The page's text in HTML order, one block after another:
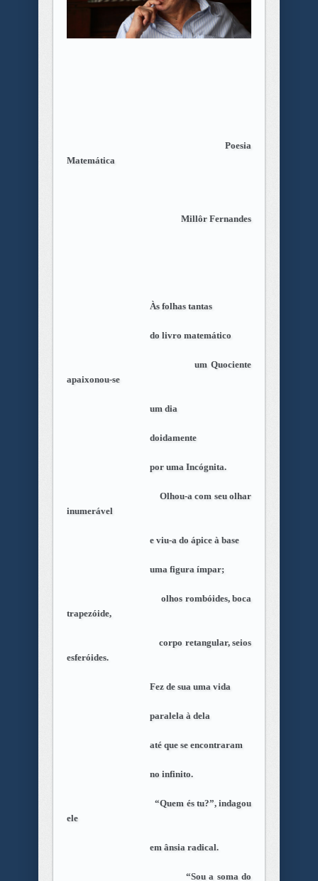
Poesia
Matemática
Millôr Fernandes
Às folhas tantas
do livro matemático
um Quociente
apaixonou-se
um dia
doidamente
por uma Incógnita.
Olhou-a com seu olhar
inumerável
e viu-a do ápice à base
uma figura ímpar;
olhos rombóides, boca
trapezóide,
corpo retangular, seios
esferóides.
Fez de sua uma vida
paralela à dela
até que se encontraram
no infinito.
“Quem és tu?”, indagou
ele
em ânsia radical.
“Sou a soma do